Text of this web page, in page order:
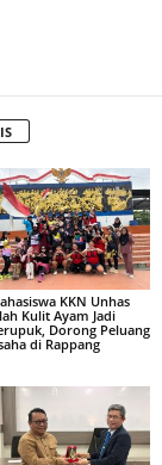
KKN Unhas
Kulit Ayam Jadi
Dorong Peluang
di Rappang